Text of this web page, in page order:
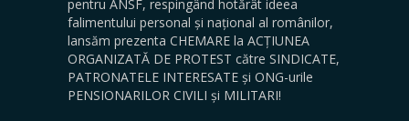
pentru ANSF, respingând hotărât ideea
falimentului personal și național al românilor,
lansăm prezenta CHEMARE la ACȚIUNEA
ORGANIZATĂ DE PROTEST către SINDICATE,
PATRONATELE INTERESATE și ONG-urile
PENSIONARILOR CIVILI și MILITARI!